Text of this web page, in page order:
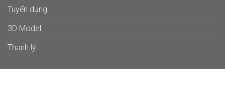
Tuyển dụng
3D Model
Thanh lý